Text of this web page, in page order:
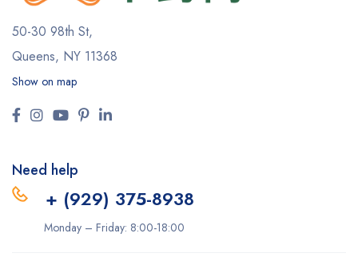
50-30 98th St,
Queens, NY 11368
Show on map
Need help
+ (929) 375-8938
Monday – Friday: 8:00-18:00